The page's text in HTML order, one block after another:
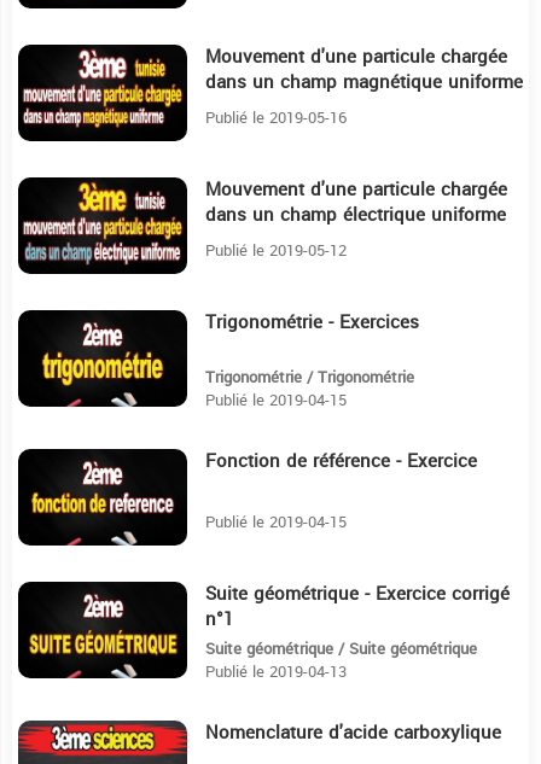
Mouvement d'une particule chargée
dans un champ magnétique uniforme
Publié le 2019-05-16
Mouvement d'une particule chargée
dans un champ électrique uniforme
Publié le 2019-05-12
Trigonométrie - Exercices
Trigonométrie / Trigonométrie
Publié le 2019-04-15
Fonction de référence - Exercice
Publié le 2019-04-15
Suite géométrique - Exercice corrigé
n°1
Suite géométrique / Suite géométrique
Publié le 2019-04-13
7:1 Nomenclature d'acide carboxylique